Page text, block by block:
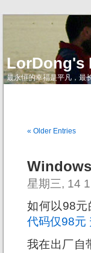
LorDong's
最永恒的幸福是平凡，最
« Older Entries
星期三, 14
如何以98元
代码仅98元
我在出厂自